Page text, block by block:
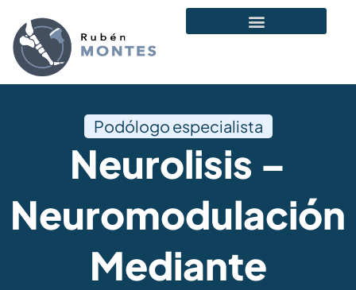
Podólogo especialista
Neurolisis –
Neuromodulación
Mediante